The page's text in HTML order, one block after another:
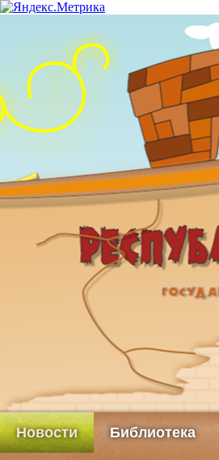
Новости Библиотека